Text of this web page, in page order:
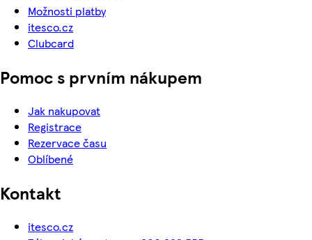
Možnosti platby
itesco.cz
Clubcard
Pomoc s prvním nákupem
Jak nakupovat
Registrace
Rezervace času
Oblíbené
Kontakt
itesco.cz